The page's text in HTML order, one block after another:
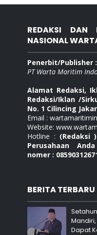
REDAKSI DAN
NASIONAL
Penerbit/Publisher :
PT Warta Maritim
Alamat Redaksi,
Redaksi/Iklan /
No. 1 Cilincing
Email :
Website:
Hotline : (Redaksi
Perusahaan
nomer :
BERITA TERBARU
Dapat